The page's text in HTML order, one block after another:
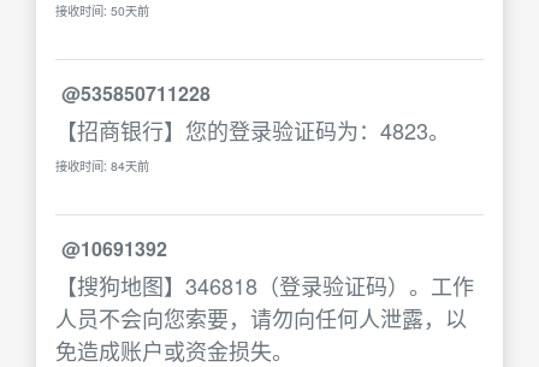
接收时间: 50天前
@535850711228
【招商银行】您的登录验证码为：4823。
接收时间: 84天前
@10691392
【搜狗地图】346818（登录验证码）。工作
人员不会向您索要，请勿向任何人泄露，以
免造成账户或资金损失。